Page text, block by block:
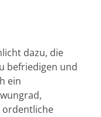
dazu, die
befriedigen und
ein
ordentliche